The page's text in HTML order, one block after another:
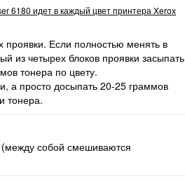
6180 идет в каждый цвет принтера Xerox
проявки. Если полностью менять в
из четырех блоков проявки засыпать
тонера по цвету.
а просто досыпать 20-25 граммов
тонера.
собой смешиваются